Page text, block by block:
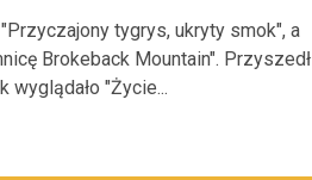
tygrys, ukryty smok", a
Brokeback Mountain". Przyszedł
wyglądało "Życie...